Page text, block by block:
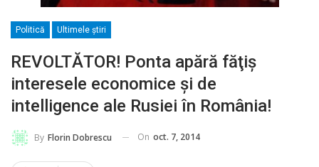
Politică Ultimele ştiri
REVOLTĂTOR! Ponta apără făţiş
interesele economice şi de
intelligence ale Rusiei în România!
By Florin Dobrescu On oct. 7, 2014